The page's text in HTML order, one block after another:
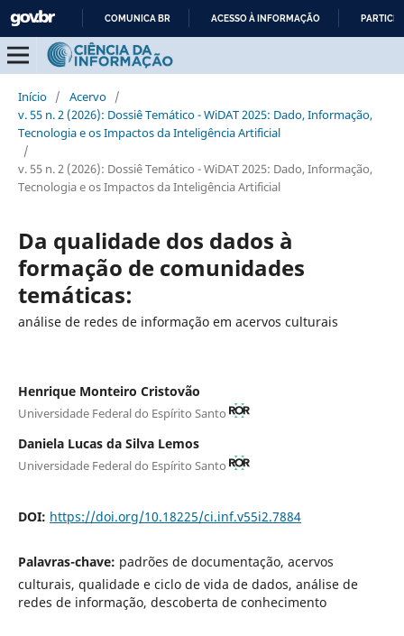
COMUNICA BR ACESSO À INFORMAÇÃO
Início / Acervo /
v. 55 n. 2 (2026): Dossiê Temático - WiDAT 2025: Dado, Informação,
Tecnologia e os Impactos da Inteligência Artificial
/
v. 55 n. 2 (2026): Dossiê Temático - WiDAT 2025: Dado, Informação,
Tecnologia e os Impactos da Inteligência Artificial
Da qualidade dos dados à
formação de comunidades
temáticas:
análise de redes de informação em acervos culturais
Henrique Monteiro Cristovão
Universidade Federal do Espírito Santo
Daniela Lucas da Silva Lemos
Universidade Federal do Espírito Santo
DOI: https://doi.org/10.18225/ci.inf.v55i2.7884
Palavras-chave: padrões de documentação, acervos
culturais, qualidade e ciclo de vida de dados, análise de
redes de informação, descoberta de conhecimento